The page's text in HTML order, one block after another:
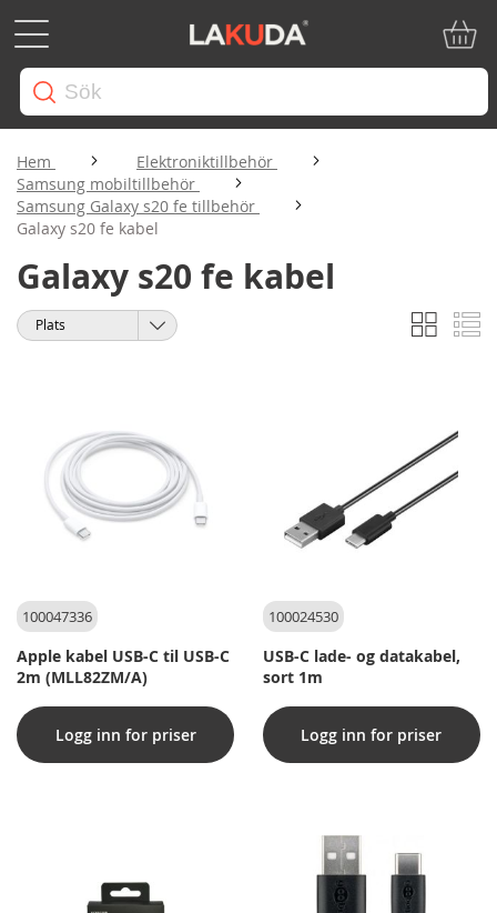
Hem
Elektroniktillbehör
Samsung mobiltillbehör
Samsung Galaxy s20 fe tillbehör
Galaxy s20 fe kabel
Galaxy s20 fe kabel
Visa
som
Rutnät
Sortera
100047336
Apple kabel USB-C til USB-C
2m (MLL82ZM/A)
Logg inn for priser
100024530
USB-C lade- og datakabel,
sort 1m
Logg inn for priser